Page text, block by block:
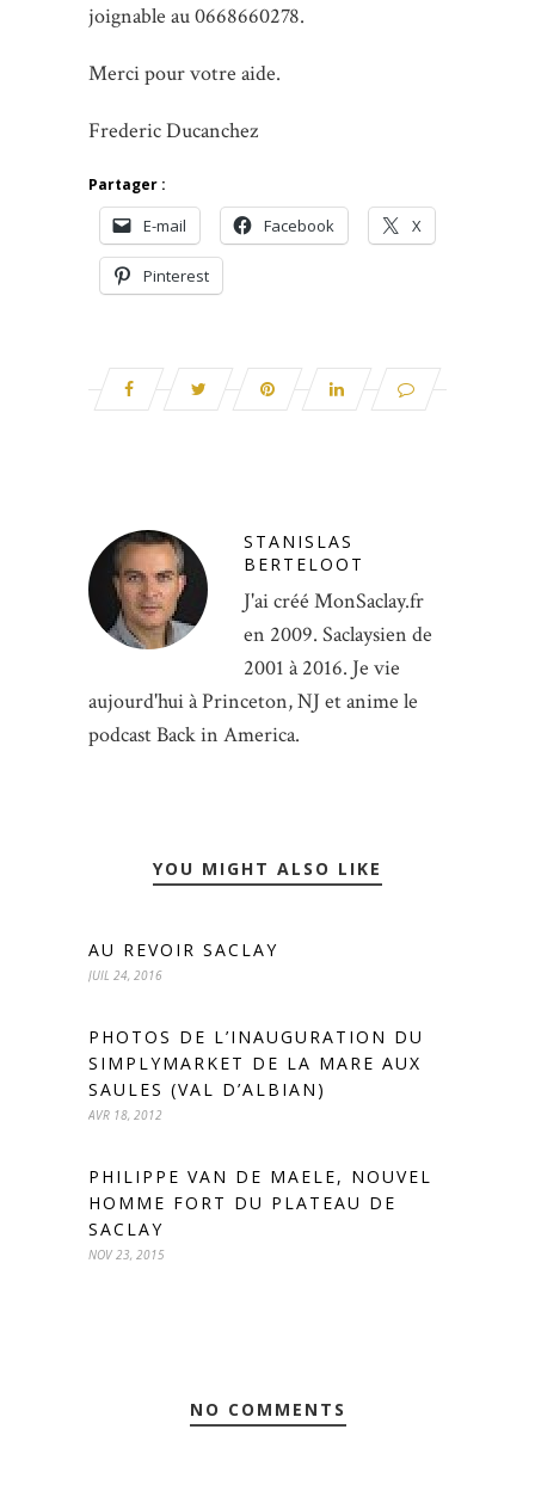
joignable au 0668660278.
Merci pour votre aide.
Frederic Ducanchez
Partager :
E-mail Facebook X
Pinterest
STANISLAS
BERTELOOT
J'ai créé MonSaclay.fr
en 2009. Saclaysien de
2001 à 2016. Je vie
aujourd'hui à Princeton, NJ et anime le
podcast Back in America.
YOU MIGHT ALSO LIKE
AU REVOIR SACLAY
JUIL 24, 2016
PHOTOS DE L’INAUGURATION DU
SIMPLYMARKET DE LA MARE AUX
SAULES (VAL D’ALBIAN)
AVR 18, 2012
PHILIPPE VAN DE MAELE, NOUVEL
HOMME FORT DU PLATEAU DE
SACLAY
NOV 23, 2015
NO COMMENTS